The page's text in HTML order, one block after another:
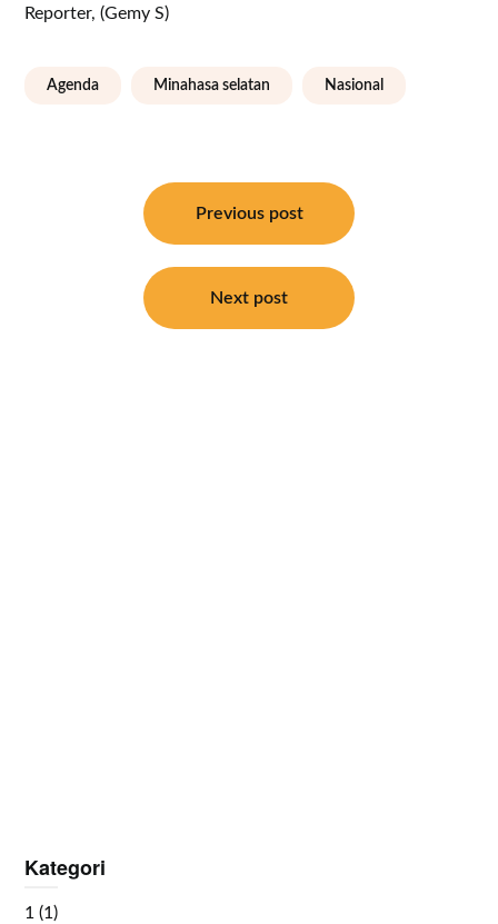
Reporter, (Gemy S)
Agenda Minahasa selatan Nasional
Previous post
Next post
Kategori
1 (1)